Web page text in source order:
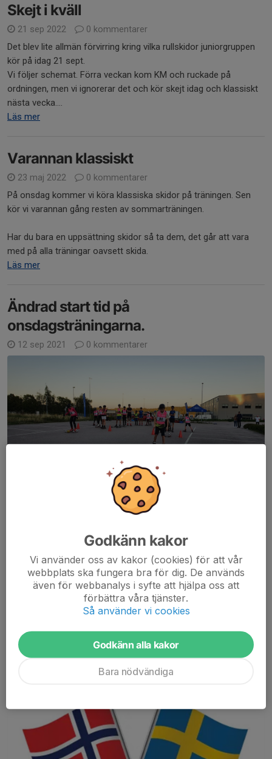
Skejt i kväll
21 sep 2022
0 kommentarer
Det blev lite allmän förvirring kring vilka rullskidor juniorgruppen
kör på idag 21 sept.
Vi följer schemat. Förra veckan kom KM och ruckade på
ordningen, men vi ignorerar det och kör skejt idag och klassiskt
nästa vecka....
Läs mer
Varannan klassiskt
23 maj 2022
0 kommentarer
På onsdag kommer vi köra klassiska skidor på träningen. Sen
kör vi varannan gång resten av sommarträningen.
Har du bara en uppsättning skidor så ta dem, det går att vara
med på alla träningar oavsett skida.
Läs mer
Ändrad start tid på
onsdagsträningarna.
12 sep 2021 0 kommentarer
Hej! Pga synpunkter från verksamhetsansvarig vid
träningsstarten för onsdagsträningarna på rullskidor. Vi vill
också be samtliga deltagare och föräldrar att inte...
Läs mer
Sommaravslutning
barn/ungdomsträningen 23/6 Sätra
12 jun 2021
Godkänn kakor
Vi använder oss av kakor (cookies) för att vår
webbplats ska fungera bra för dig. De används
även för webbanalys i syfte att hjälpa oss att
förbättra våra tjänster.
Så använder vi cookies
Godkänn alla kakor
Bara nödvändiga